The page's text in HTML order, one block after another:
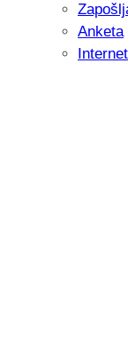
Anketa